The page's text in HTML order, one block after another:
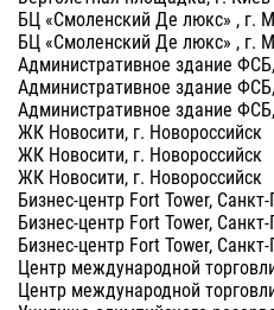
БЦ «Смоленский Де люкс» , г.
БЦ «Смоленский Де люкс» , г.
Административное здание
Административное здание
Административное здание
ЖК Новосити, г. Новороссийск
ЖК Новосити, г. Новороссийск
ЖК Новосити, г. Новороссийск
Бизнес-центр Fort Tower,
Бизнес-центр Fort Tower,
Бизнес-центр Fort Tower,
Центр международной
Центр международной